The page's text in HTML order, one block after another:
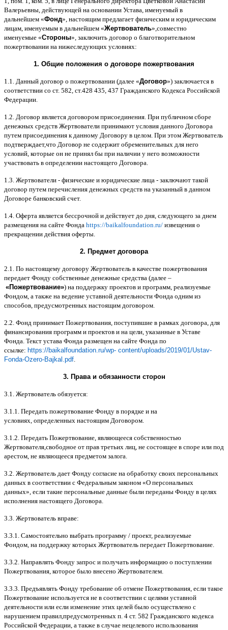
Валерьевны, действующей на основании Устава, именуемый в
дальнейшем «Фонд», настоящим предлагает физическим и юридическим
лицам, именуемым в дальнейшем «Жертвователь»,совместно
именуемые «Стороны», заключить договор o благотворительном
пожертвовании на нижеследующих условиях:
1. Общие положения o договоре пожертвования
1.1. Данный договор о пожертвовании (далее «Договор») заключается в
соответствии со ст. 582, ст.428 435, 437 Гражданского Кодекса Российской
Федерации.
1.2. Договор является договором присоединения. При публичном сборе
денежных средств Жертвователи принимают условия данного Договора
путем присоединения к данному Договору в целом. При этом Жертвователь
подтверждает,что Договор не содержит обременительных для него
условий, которые он не принял бы при наличии у него возможности
участвовать в определении настоящего Договора.
1.3. Жертвователи - физические и юридические лица - заключают такой
договор путем перечисления денежных средств на указанный в данном
Договоре банковский счет.
1.4. Оферта является бессрочной и действует до дня, следующего за днем
размещения на сайте Фонда https://baikalfoundation.ru/ извещения о
прекращении действия оферты.
2. Предмет договора
2.1. По настоящему договору Жертвователь в качестве пожертвования
передает Фонду собственные денежные средства (далее –
«Пожертвование») на поддержку проектов и программ, реализуемые
Фондом, а также на ведение уставной деятельности Фонда одним из
способов, предусмотренных настоящим договором.
2.2. Фонд принимает Пожертвования, поступившие в рамках договора, для
финансирования программ и проектов и на цели, указанные в Уставе
Фонда. Текст устава Фонда размещен на сайте Фонда по
ссылке: https://baikalfoundation.ru/wp- content/uploads/2019/01/Ustav-
Fonda-Ozero-Bajkal.pdf.
3. Права и обязанности сторон
3.1. Жертвователь обязуется:
3.1.1. Передать пожертвование Фонду в порядке и на
условиях, определенных настоящим Договором.
3.1.2. Передать Пожертвование, являющееся собственностью
Жертвователя,свободное от прав третьих лиц, не состоящее в споре или под
арестом, не являющееся предметом залога.
3.2. Жертвователь дает Фонду согласие на обработку своих персональных
данных в соответствии с Федеральным законом «О персональных
данных», если такие персональные данные были переданы Фонду в целях
исполнения настоящего Договора.
3.3. Жертвователь вправе:
3.3.1. Самостоятельно выбрать программу / проект, реализуемые
Фондом, на поддержку которых Жертвователь передает Пожертвование.
3.3.2. Направлять Фонду запрос и получать информацию о поступлении
Пожертвования, которое было внесено Жертвователем.
3.3.3. Предъявлять Фонду требование об отмене Пожертвования, если такое
Пожертвование используется не в соответствии с целями уставной
деятельности или если изменение этих целей было осуществлено с
нарушением правил,предусмотренных п. 4 ст. 582 Гражданского кодекса
Российской Федерации, а также в случае нецелевого использования